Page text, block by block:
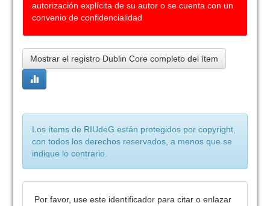
autorización explícita de su autor o se cuenta con un
convenio de confidencialidad
Mostrar el registro Dublin Core completo del ítem
Los ítems de RIUdeG están protegidos por copyright,
con todos los derechos reservados, a menos que se
indique lo contrario.
Por favor, use este identificador para citar o enlazar